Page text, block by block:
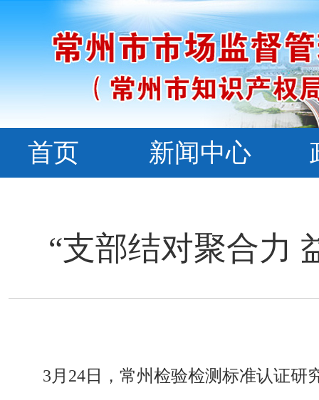
首页 新闻中心
“支部结对聚合力
3月24日，常州检验检测标准认证